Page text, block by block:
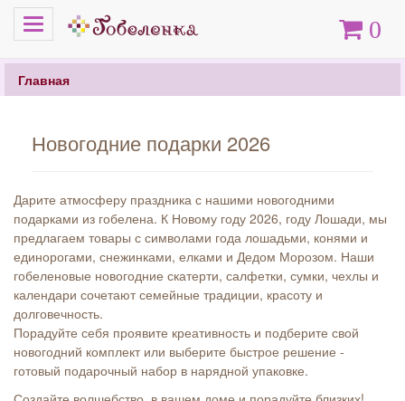
Меню Корзина
0
Главная
Новогодние подарки 2026
Дарите атмосферу праздника с нашими новогодними
подарками из гобелена. К Новому году 2026, году Лошади, мы
предлагаем товары с символами года лошадьми, конями и
единорогами, снежинками, елками и Дедом Морозом. Наши
гобеленовые новогодние скатерти, салфетки, сумки, чехлы и
календари сочетают семейные традиции, красоту и
долговечность.
Порадуйте себя проявите креативность и подберите свой
новогодний комплект или выберите быстрое решение -
готовый подарочный набор в нарядной упаковке.